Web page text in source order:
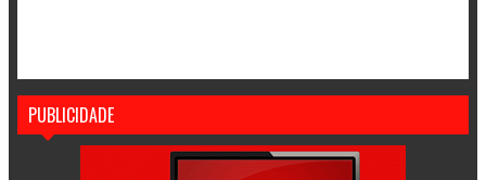
PUBLICIDADE